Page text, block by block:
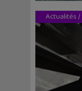
Actualités/